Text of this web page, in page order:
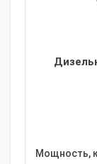
Мощность,